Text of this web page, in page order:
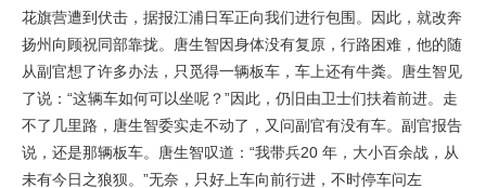
花旗营遭到伏击，据报江浦日军正向我们进行包围。因此，就改奔
扬州向顾祝同部靠拢。唐生智因身体没有复原，行路困难，他的随
从副官想了许多办法，只觅得一辆板车，车上还有牛粪。唐生智见
了说：“这辆车如何可以坐呢？”因此，仍旧由卫士们扶着前进。走
不了几里路，唐生智委实走不动了，又问副官有没有车。副官报告
说，还是那辆板车。唐生智叹道：“我带兵20 年，大小百余战，从
未有今日之狼狈。”无奈，只好上车向前行进，不时停车问左